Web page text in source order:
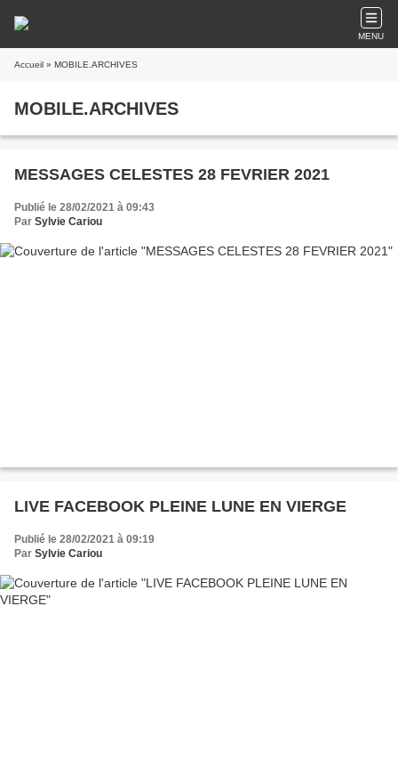
MENU
Accueil » MOBILE.ARCHIVES
MOBILE.ARCHIVES
MESSAGES CELESTES 28 FEVRIER 2021
Publié le 28/02/2021 à 09:43
Par Sylvie Cariou
LIVE FACEBOOK PLEINE LUNE EN VIERGE
Publié le 28/02/2021 à 09:19
Par Sylvie Cariou